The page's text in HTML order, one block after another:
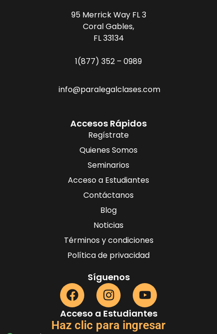
95 Merrick Way FL 3
Coral Gables,
FL 33134
1(877) 352 – 0989
info@paralegalclases.com
Accesos Rápidos
Regístrate
Quienes Somos
Seminarios
Acceso a Estudiantes
Contáctanos
Blog
Noticias
Términos y condiciones
Política de privacidad
Síguenos
Acceso a Estudiantes
Haz clic para ingresar